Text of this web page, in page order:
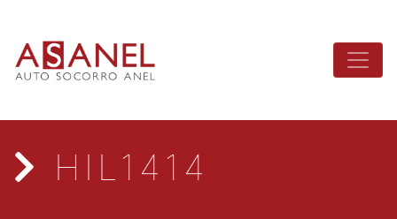
HIL1414